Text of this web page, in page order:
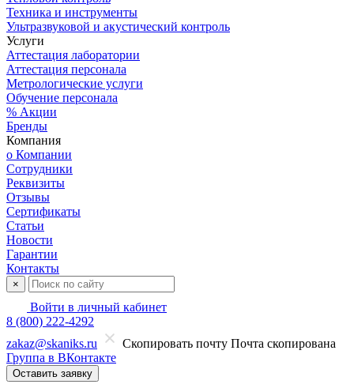
Техника и инструменты
Ультразвуковой и акустический контроль
Услуги
Аттестация лаборатории
Аттестация персонала
Метрологические услуги
Обучение персонала
% Акции
Бренды
Компания
о Компании
Сотрудники
Реквизиты
Отзывы
Сертификаты
Статьи
Новости
Гарантии
Контакты
×
Войти в личный кабинет
8 (800) 222-4292
zakaz@skaniks.ru
Скопировать почту Почта скопирована
Группа в ВКонтакте
Оставить заявку